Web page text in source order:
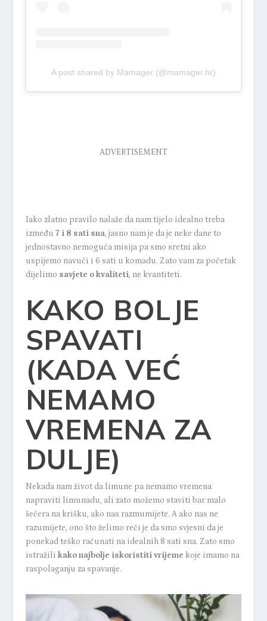
A post shared by Mamager (@mamager.hr)
ADVERTISEMENT
Iako zlatno pravilo nalaže da nam tijelo idealno treba
između 7 i 8 sati sna, jasno nam je da je neke dane to
jednostavno nemoguća misija pa smo sretni ako
uspijemo navući i 6 sati u komadu. Zato vam za početak
dijelimo savjete o kvaliteti, ne kvantiteti.
KAKO BOLJE
SPAVATI
(KADA VEĆ
NEMAMO
VREMENA ZA
DULJE)
Nekada nam život da limune pa nemamo vremena
napraviti limunadu, ali zato možemo staviti bar malo
šećera na krišku, ako nas razmumijete. A ako nas ne
razumijete, ono što želimo reći je da smo svjesni da je
ponekad teško računati na idealnih 8 sati sna. Zato smo
istražili kako najbolje iskoristiti vrijeme koje imamo na
raspolaganju za spavanje.